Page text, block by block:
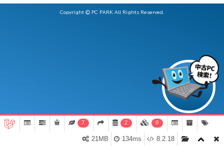
Copyright © PC PARK All Rights Reserved.
7 2 0
8.2.18
134ms
21MB